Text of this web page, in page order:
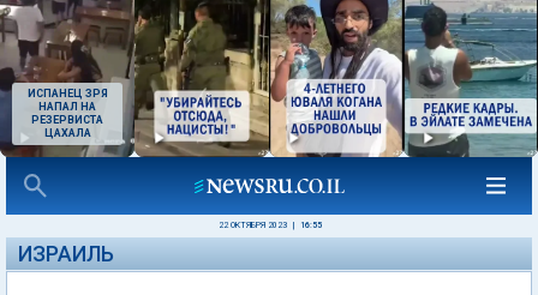
ИСПАНЕЦ ЗРЯ
НАПАЛ НА
РЕЗЕРВИСТА
ЦАХАЛА
22 ОКТЯБРЯ 2023 16:55
ИЗРАИЛЬ